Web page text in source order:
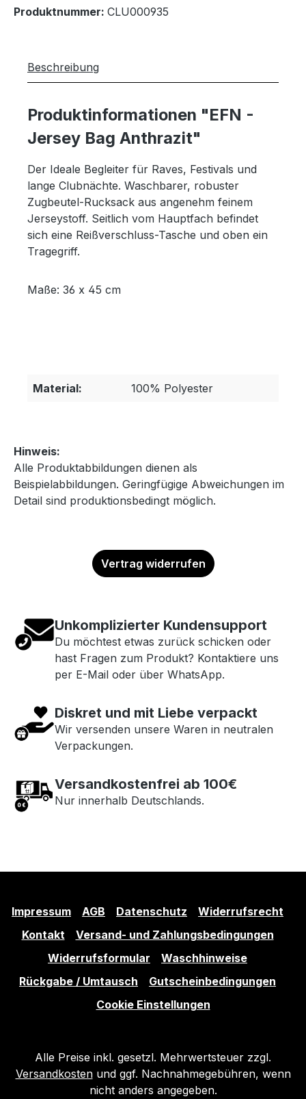
Hinweis:
Alle Produktabbildungen dienen als
Beispielabbildungen. Geringfügige Abweichungen im
Detail sind produktionsbedingt möglich.
Produktnummer: CLU000935
Beschreibung
Produktinformationen "EFN -
Jersey Bag Anthrazit"
Der Ideale Begleiter für Raves, Festivals und
lange Clubnächte. Waschbarer, robuster
Zugbeutel-Rucksack aus angenehm feinem
Jerseystoff. Seitlich vom Hauptfach befindet
sich eine Reißverschluss-Tasche und oben ein
Tragegriff.
Maße: 36 x 45 cm
Material: 100% Polyester
Vertrag widerrufen
Unkomplizierter Kundensupport
Du möchtest etwas zurück schicken oder
hast Fragen zum Produkt? Kontaktiere uns
per E-Mail oder über WhatsApp.
Diskret und mit Liebe verpackt
Wir versenden unsere Waren in neutralen
Verpackungen.
Versandkostenfrei ab 100€
Nur innerhalb Deutschlands.
Impressum AGB Datenschutz
Widerrufsrecht
Kontakt
Versand- und Zahlungsbedingungen
Widerrufsformular
Waschhinweise
Rückgabe / Umtausch
Gutscheinbedingungen
Cookie Einstellungen
Alle Preise inkl. gesetzl. Mehrwertsteuer zzgl.
Versandkostenund ggf. Nachnahmegebühren, wenn
nicht anders angegeben.